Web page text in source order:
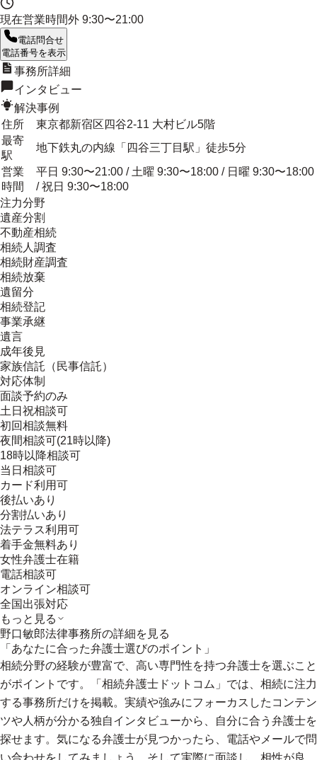
現在営業時間外 9:30〜21:00
電話問合せ
電話番号を表示
事務所詳細
インタビュー
解決事例
住所
東京都新宿区四谷2-11 大村ビル5階
最寄
駅
地下鉄丸の内線「四谷三丁目駅」徒歩5分
営業
時間
平日 9:30〜21:00 / 土曜 9:30〜18:00 / 日曜 9:30〜18:00
/ 祝日 9:30〜18:00
注力分野
遺産分割
不動産相続
相続人調査
相続財産調査
相続放棄
遺留分
相続登記
事業承継
遺言
成年後見
家族信託（民事信託）
対応体制
面談予約のみ
土日祝相談可
初回相談無料
夜間相談可(21時以降)
18時以降相談可
当日相談可
カード利用可
後払いあり
分割払いあり
法テラス利用可
着手金無料あり
女性弁護士在籍
電話相談可
オンライン相談可
全国出張対応
もっと見る
野口敏郎法律事務所の詳細を見る
「あなたに合った弁護士選びのポイント」
相続分野の経験が豊富で、高い専門性を持つ弁護士を選ぶこと
がポイントです。「相続弁護士ドットコム」では、相続に注力
する事務所だけを掲載。実績や強みにフォーカスしたコンテン
ツや人柄が分かる独自インタビューから、自分に合う弁護士を
探せます。気になる弁護士が見つかったら、電話やメールで問
い合わせをしてみましょう。そして実際に面談し、相性が良